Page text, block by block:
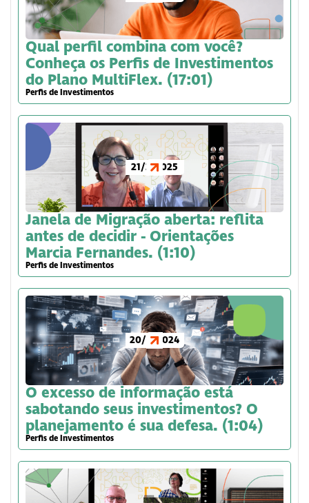
Qual perfil combina com você?
Conheça os Perfis de Investimentos
do Plano MultiFlex. (17:01)
Perfis de Investimentos
21/3/2025
Janela de Migração aberta: reflita
antes de decidir - Orientações
Marcia Fernandes. (1:10)
Perfis de Investimentos
20/6/2024
O excesso de informação está
sabotando seus investimentos? O
planejamento é sua defesa. (1:04)
Perfis de Investimentos